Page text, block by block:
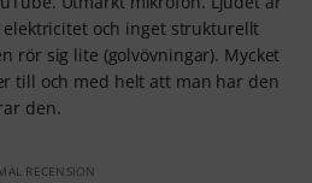
och inget strukturellt
rör sig lite (golvövningar). Mycket
till och med helt att man har den
den.
RECENSION